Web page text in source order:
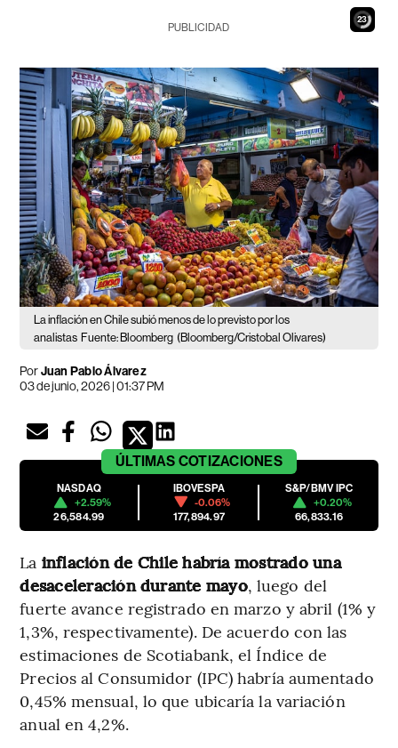
22
PUBLICIDAD
La inflación en Chile subió menos de lo previsto por los
analistas Fuente: Bloomberg (Bloomberg/Cristobal Olivares)
PorJuan Pablo Álvarez
03 de junio, 2026 | 01:37 PM
ÚLTIMAS COTIZACIONES
NASDAQ
+2.59%
26,584.99
IBOVESPA
-0.06%
177,894.97
S&P/BMV IPC
+0.20%
66,833.16
La inflación de Chile habría mostrado una
desaceleración durante mayo, luego del
fuerte avance registrado en marzo y abril (1% y
1,3%, respectivamente). De acuerdo con las
estimaciones de Scotiabank, el Índice de
Precios al Consumidor (IPC) habría aumentado
0,45% mensual, lo que ubicaría la variación
anual en 4,2%.